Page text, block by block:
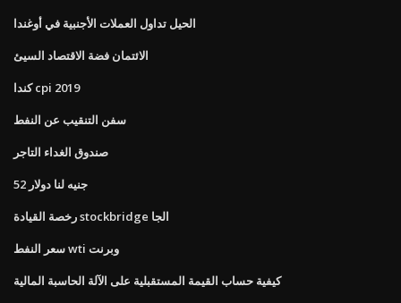
الحيل تداول العملات الأجنبية في أوغندا
الائتمان فضة الاقتصاد السيئ
كندا cpi 2019
سفن التنقيب عن النفط
صندوق الغداء التاجر
52 جنيه لنا دولار
رخصة القيادة stockbridge الجا
سعر النفط wti وبرنت
كيفية حساب القيمة المستقبلية على الآلة الحاسبة المالية